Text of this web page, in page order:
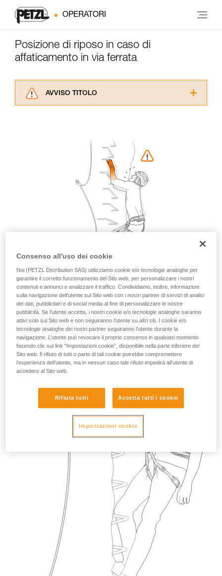
OPERATORI
Posizione di riposo in caso di
affaticamento in via ferrata
AVVISO TITOLO
informazioni dell’istruzione tecnica per poter
capire queste ulteriori informazioni.
La padronanza di queste tecniche richiede una
formazione ed un addestramento specifico.
Verificate con un professionista la vostra
capacità di rifare la manovra, da soli, in piena
sicurezza, prima di riprodurla autonomamente.
Forniamo esempi di tecniche relative alla vostra
attività. Ne possono esistere altre che non
vengono qui descritte.
Consenso all'uso dei cookie
Noi (PETZL Distribution SAS) utilizziamo cookie e/o tecnologie analoghe per
garantire il corretto funzionamento del Sito web, per personalizzare i nostri
contenuti e annunci e analizzare il traffico. Condividiamo, inoltre, informazioni
sulla navigazione dell’utente sul Sito web con i nostri partner di servizi di analisi
dei dati, pubblicitari e di social media al fine di personalizzare le nostre
pubblicità. Se l’utente accetta, i nostri cookie e/o tecnologie analoghe saranno
attivi solo sul Sito web e non seguiranno l’utente su altri siti. I cookie e/o
tecnologie analoghe dei nostri partner seguiranno l’utente durante la
navigazione. L’utente può revocare il proprio consenso in qualsiasi momento
facendo clic sul link “Impostazioni cookie”, disponibile nella parte inferiore del
Sito web. Il rifiuto di tutti o parte di tali cookie potrebbe compromettere
l’esperienza dell’utente, ma in nessun caso tale rifiuto impedirà all’utente di
accedere al Sito web.
Rifiuta tutti Accetta tutti i cookie
Impostazioni cookie